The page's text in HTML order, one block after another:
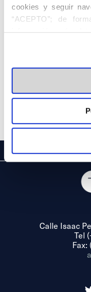
cookies y seguir
“ACEPTO”; de
información más
en el botón
visitar nuestra Política
Centro de
adscripción
Calle Isaac
Tel
Fax: